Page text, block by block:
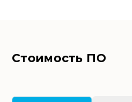
Стоимость ПО